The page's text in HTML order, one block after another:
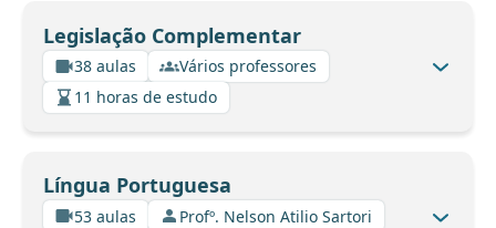
Legislação Complementar
38 aulas
Vários professores
11 horas de estudo
Língua Portuguesa
53 aulas
Profº. Nelson Atilio Sartori